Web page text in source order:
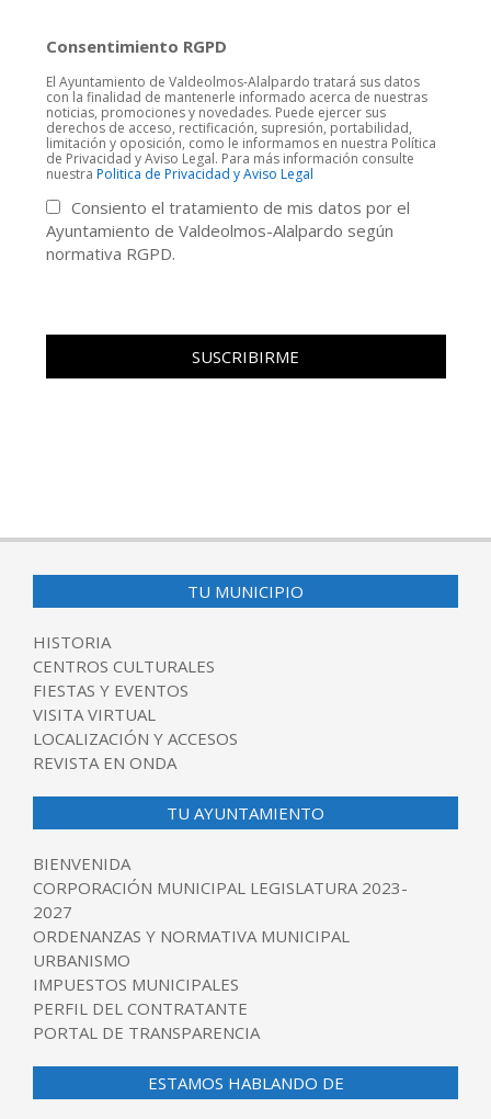
Consentimiento RGPD
El Ayuntamiento de Valdeolmos-Alalpardo tratará sus datos
con la finalidad de mantenerle informado acerca de nuestras
noticias, promociones y novedades. Puede ejercer sus
derechos de acceso, rectificación, supresión, portabilidad,
limitación y oposición, como le informamos en nuestra Política
de Privacidad y Aviso Legal. Para más información consulte
nuestra Politica de Privacidad y Aviso Legal
Consiento el tratamiento de mis datos por el
Ayuntamiento de Valdeolmos-Alalpardo según
normativa RGPD.
TU MUNICIPIO
HISTORIA
CENTROS CULTURALES
FIESTAS Y EVENTOS
VISITA VIRTUAL
LOCALIZACIÓN Y ACCESOS
REVISTA EN ONDA
TU AYUNTAMIENTO
BIENVENIDA
CORPORACIÓN MUNICIPAL LEGISLATURA 2023-
2027
ORDENANZAS Y NORMATIVA MUNICIPAL
URBANISMO
IMPUESTOS MUNICIPALES
PERFIL DEL CONTRATANTE
PORTAL DE TRANSPARENCIA
ESTAMOS HABLANDO DE